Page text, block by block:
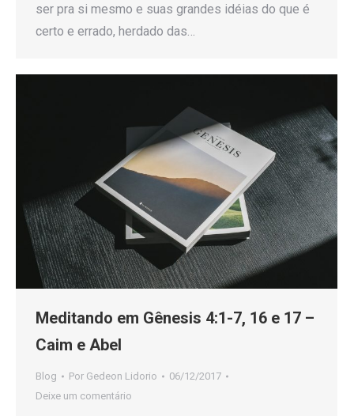
ser pra si mesmo e suas grandes idéias do que é
certo e errado, herdado das…
Meditando em Gênesis 4:1-7, 16 e 17 –
Caim e Abel
Blog Por Gedeon Lidorio
06/12/2017
Deixe um comentário